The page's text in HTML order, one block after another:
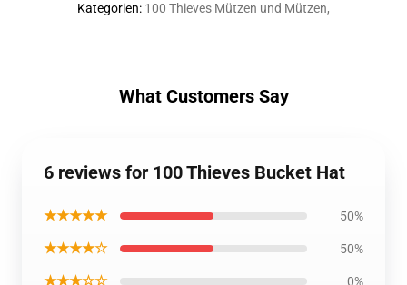
Kategorien: 100 Thieves Mützen und Mützen,
What Customers Say
6 reviews for 100 Thieves Bucket Hat
★★★★★ 50%
★★★★☆ 50%
★★★☆☆ 0%